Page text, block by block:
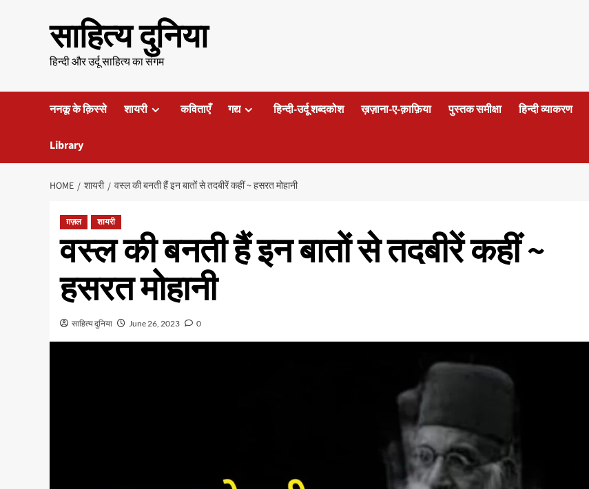
साहित्य दुनिया
हिन्दी और उर्दू साहित्य का संगम
ननकू के क़िस्से शायरी कविताएँ गद्य हिन्दी-उर्दू शब्दकोश ख़ज़ाना-ए-क़ाफ़िया पुस्तक समीक्षा हिन्दी व्याकरण
Library
HOME शायरी वस्ल की बनती हैं इन बातों से तदबीरें कहीं ~ हसरत मोहानी
ग़ज़ल शायरी
वस्ल की बनती हैं इन बातों से तदबीरें कहीं ~
हसरत मोहानी
साहित्य दुनिया June 26, 2023 0